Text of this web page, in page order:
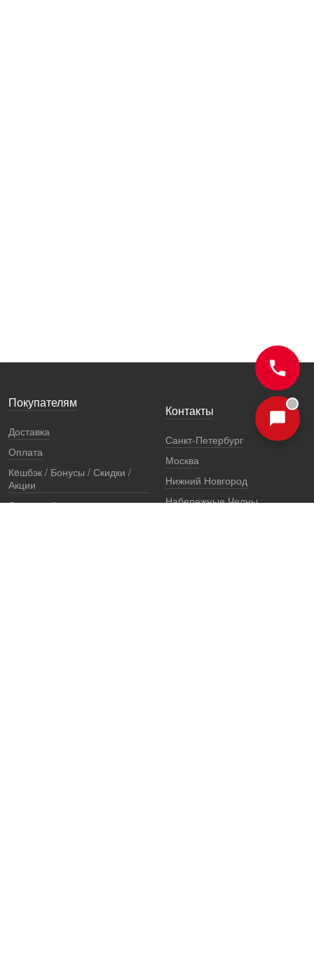
Покупателям
Доставка
Оплата
Кeшбэк / Бонусы / Скидки /
Акции
Остерегайтесь подделок
Контакты
Санкт-Петербург
Москва
Нижний Новгород
Набережные Челны